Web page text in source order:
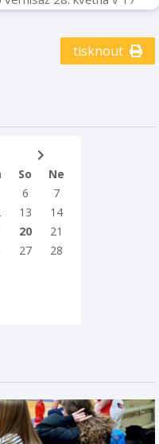
tisknout
So
Ne
6
7
13
14
20
21
27
28